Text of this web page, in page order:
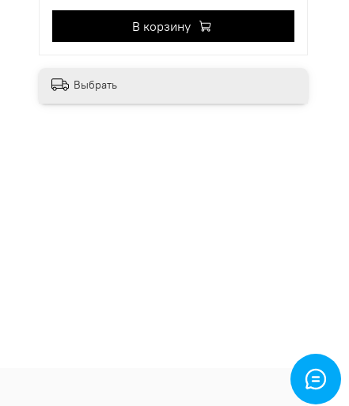
В корзину
Выбрать